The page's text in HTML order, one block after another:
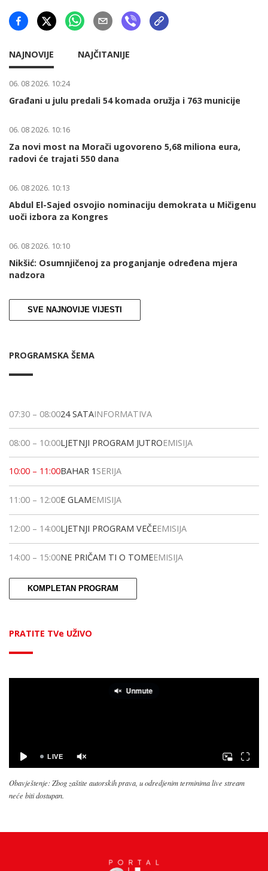
NAJNOVIJE NAJČITANIJE
06. 08 2026. 10:24
Građani u julu predali 54 komada oružja i 763 municije
06. 08 2026. 10:16
Za novi most na Morači ugovoreno 5,68 miliona eura,
radovi će trajati 550 dana
06. 08 2026. 10:13
Abdul El-Sajed osvojio nominaciju demokrata u Mičigenu
uoči izbora za Kongres
06. 08 2026. 10:10
Nikšić: Osumnjičenoj za proganjanje određena mjera
nadzora
SVE NAJNOVIJE VIJESTI
PROGRAMSKA ŠEMA
07:30 – 08:0024 SATAINFORMATIVA
08:00 – 10:00LJETNJI PROGRAM JUTROEMISIJA
10:00 – 11:00BAHAR 1 SERIJA
11:00 – 12:00E GLAMEMISIJA
12:00 – 14:00LJETNJI PROGRAM VEČEEMISIJA
14:00 – 15:00NE PRIČAM TI O TOMEEMISIJA
KOMPLETAN PROGRAM
PRATITE TVe UŽIVO
Obavještenje: Zbog zaštite autorskih prava, u odredjenim terminima live stream
neće biti dostupan.